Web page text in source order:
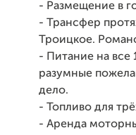
- Размещение в
- Трансфер
Троицкое.
- Питание на все
разумные
дело.
- Топливо для
- Аренда